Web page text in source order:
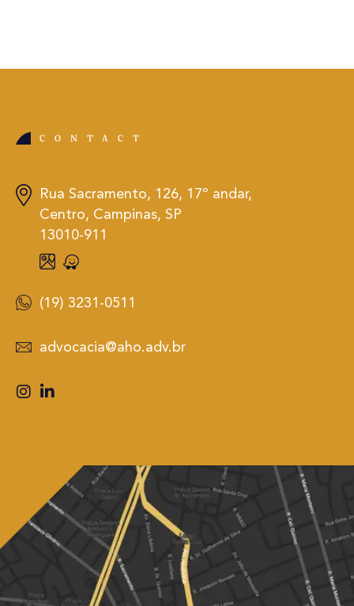
CONTACT
Rua Sacramento, 126, 17º andar,
Centro, Campinas, SP
13010-911
(19) 3231-0511
advocacia@aho.adv.br